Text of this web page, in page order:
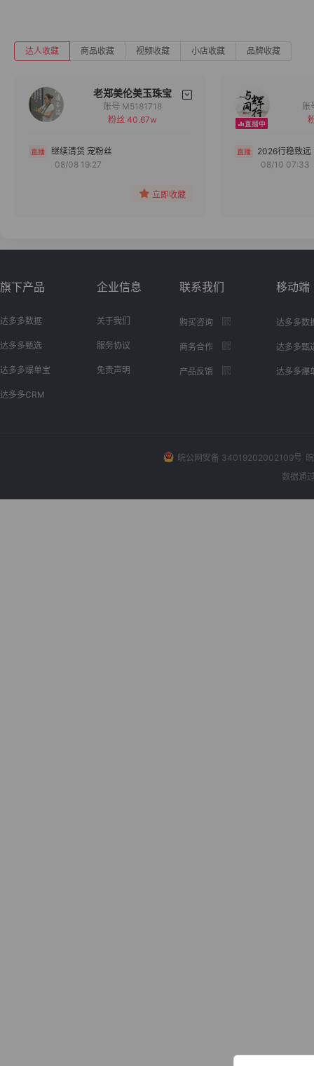
达人收藏 商品收藏 视频收藏 小店收藏 品牌收藏
老郑美伦美玉珠宝
备注
账号 M5181718
粉丝 40.67w
继续清货 宠粉丝
08/08 19:27
立即收藏
2026行稳致远
08/10 07:33
旗下产品
达多多数据
达多多甄选
达多多爆单宝
达多多CRM
企业信息
关于我们
服务协议
免责声明
联系我们
购买咨询
商务合作
产品反馈
移动端
达多多数
达多多甄
达多多爆
皖公网安备 34019202002109号
数据通